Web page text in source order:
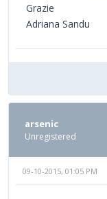
Grazie
Adriana Sandu
arsenic
Unregistered
09-10-2015, 01:05 PM